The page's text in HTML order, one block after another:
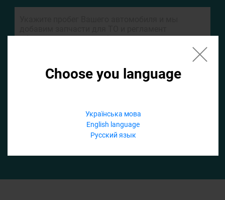
Choose you language
Українська мова
English language
Русский язык
Если не заполнить по умолчанию найдем список для ТО